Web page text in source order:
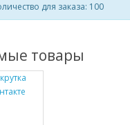
для заказа: 100
товары